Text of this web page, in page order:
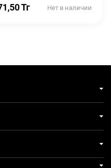
Тг Нет в наличии